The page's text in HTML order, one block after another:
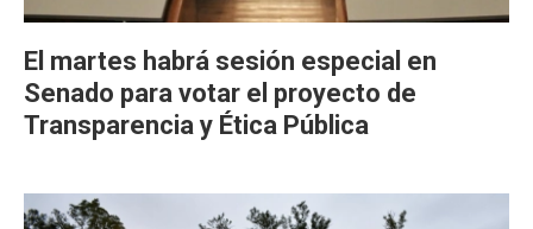
El martes habrá sesión especial en
Senado para votar el proyecto de
Transparencia y Ética Pública